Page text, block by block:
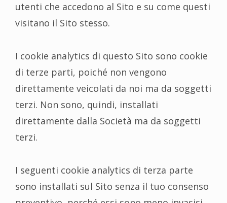
utenti che accedono al Sito e su come questi
visitano il Sito stesso.
I cookie analytics di questo Sito sono cookie
di terze parti, poiché non vengono
direttamente veicolati da noi ma da soggetti
terzi. Non sono, quindi, installati
direttamente dalla Società ma da soggetti
terzi.
I seguenti cookie analytics di terza parte
sono installati sul Sito senza il tuo consenso